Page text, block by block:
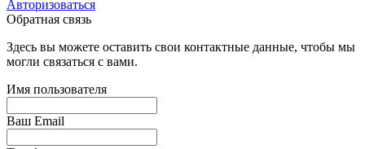
Авторизоваться
Обратная связь
Здесь вы можете оставить свои контактные данные, чтобы мы
могли связаться с вами.
Имя пользователя
Ваш Email